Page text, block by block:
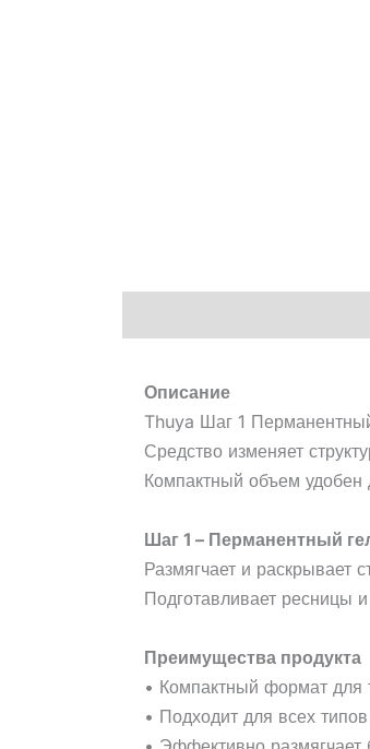
Описание
Thuya Шаг 1
Средство изменяет
Компактный объем удобен
Шаг 1 – Перманентный
Размягчает и раскрывает
Подготавливает ресницы
Преимущества продукта
• Компактный формат для
• Подходит для всех